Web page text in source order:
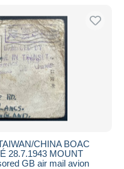
Stunde(n)
CHINA BOAC
28.7.1943 MOUNT
GB air mail avion